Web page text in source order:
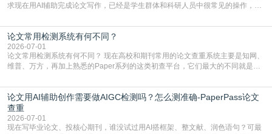
求现在用AI辅助完成论文写作，已经是学生群体和科研人员中很常见的操作，不
但很多人忽略了，AI生成的内容天生带有重复风险——训练AI的数据集本身就包
含大量已公开的学术内容、网络原创内容，AI输出内容时很容易无意识拼接出重
复片
论文常用检测系统有何不同？
2026-07-01
论文常用检测系统有何不同？ 现在高校和期刊常用的论文查重系统主要是知网、
维普、万方，再加上熟悉的Paper系列的这类初查平台，它们最大的不同就是数
查数值误导。知网（CNKI）是学校定稿检测的绝对主流。本科用PMLC，含大学
生联合比对库，能比历届学长论文，硕博用VIP/TMLC，含学术论文联合比对
库，期刊投稿用AMLMC/SML
论文用AI辅助创作需要做AIGC检测吗？怎么测准确-PaperPass论文
查重
2026-07-01
现在写毕业论文、投核心期刊，谁没试过用AI搭框架、整文献、润色语句？可最